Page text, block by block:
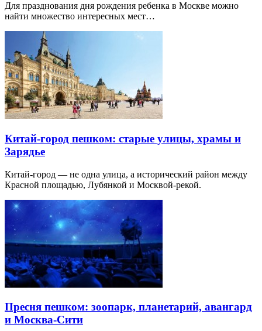
Для празднования дня рождения ребенка в Москве можно
найти множество интересных мест…
Китай-город пешком: старые улицы, храмы и
Зарядье
Китай-город — не одна улица, а исторический район между
Красной площадью, Лубянкой и Москвой-рекой.
Пресня пешком: зоопарк, планетарий, авангард
и Москва-Сити